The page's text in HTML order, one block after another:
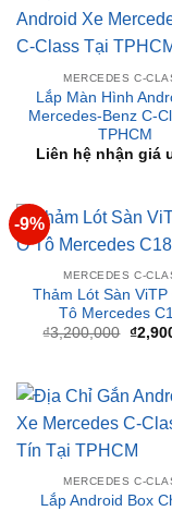
MERCEDES C-
Lắp Màn Hình
Mercedes-Benz C-
TPHCM
Liên hệ nhận giá
MERCEDES C-
Thảm Lót Sàn ViTP
3,200,000 Giá
gốc
là:
₫
MERCEDES C-
Lắp Android Box
Mercedes C-
TpHCM
Liên hệ nhận giá